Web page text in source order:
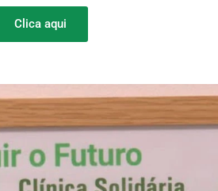
Clica aqui